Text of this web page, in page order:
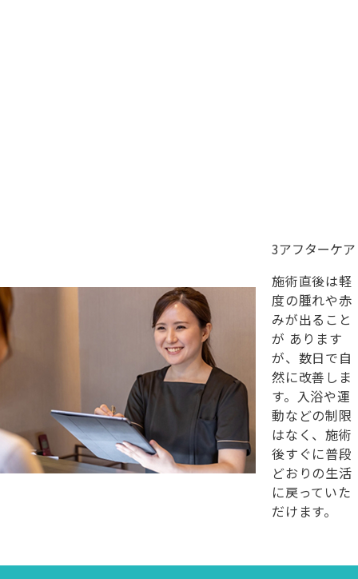
3アフターケア
施術直後は軽
度の腫れや赤
みが出ること
が あります
が、数日で自
然に改善しま
す。入浴や運
動などの制限
はなく、施術
後すぐに普段
どおりの生活
に戻っていた
だけます。